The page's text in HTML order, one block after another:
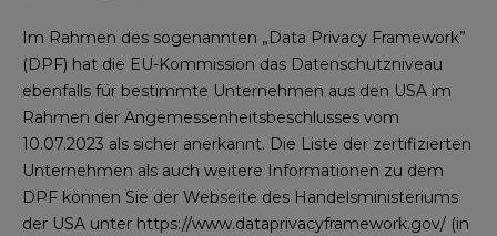
Im Rahmen des sogenannten „Data Privacy Framework”
(DPF) hat die EU-Kommission das Datenschutzniveau
ebenfalls für bestimmte Unternehmen aus den USA im
Rahmen der Angemessenheitsbeschlusses vom
10.07.2023 als sicher anerkannt. Die Liste der zertifizierten
Unternehmen als auch weitere Informationen zu dem
DPF können Sie der Webseite des Handelsministeriums
der USA unter https://www.dataprivacyframework.gov/ (in